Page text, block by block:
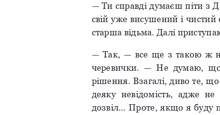
— Ти справді думаєш піти з
свій уже висушений і
старша відьма. Далі
— Так, — все ще з такою ж
черевички. — Не думаю, що
рішення. Взагалі, диво те,
деяку невідомість, адже
дозвіл… Проте, якщо я буду